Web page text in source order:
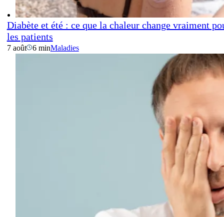
Diabète et été : ce que la chaleur change vraiment
les patients
7 août 6 minMaladies